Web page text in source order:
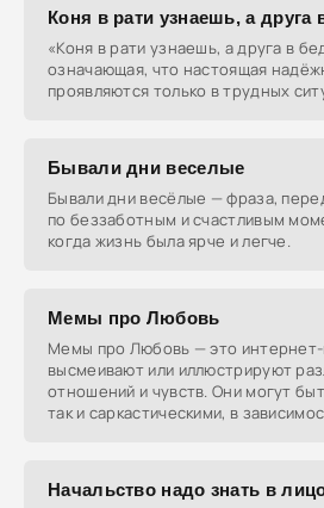
Коня в рати узнаешь, а друга
«Коня в рати узнаешь, а друга в
означающая, что настоящая
проявляются только в трудных
Бывали дни веселые
Бывали дни весёлые — фраза,
по беззаботным и счастливым
когда жизнь была ярче и легче.
Мемы про Любовь
Мемы про Любовь — это интернет-
высмеивают или иллюстрируют
отношений и чувств. Они могут
так и саркастическими, в
Начальство надо знать в